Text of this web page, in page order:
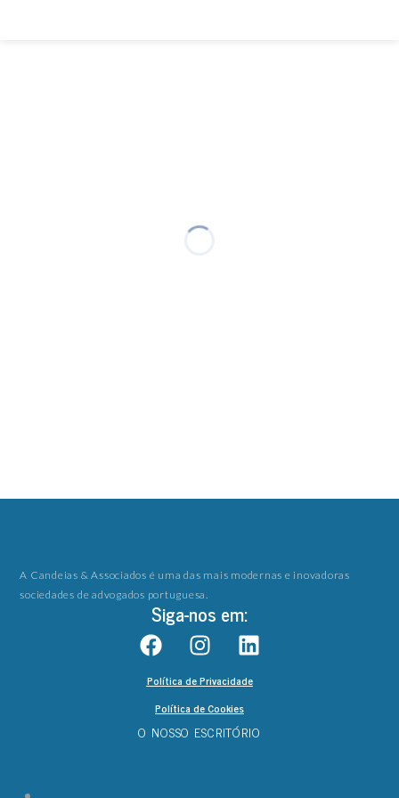
A Candeias & Associados é uma das mais modernas e inovadoras
sociedades de advogados portuguesa.
Siga-nos em:
Política de Privacidade
Política de Cookies
O NOSSO ESCRITÓRIO